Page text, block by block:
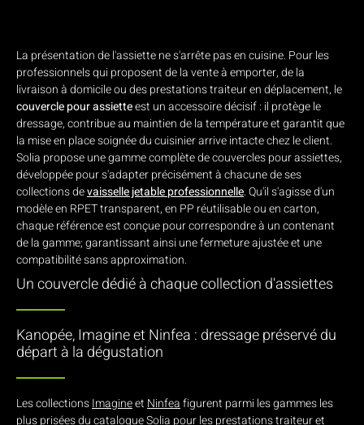
La présentation de l'assiette ne s'arrête pas en cuisine. Pour les
professionnels qui proposent de la vente à emporter, de la
livraison à domicile ou des prestations traiteur en déplacement, le
couvercle pour assietteest un accessoire décisif : il protège le
dressage, contribue au maintien de la température et garantit que
la mise en place soignée du cuisinier arrive intacte chez le client.
Solia propose une gamme complète de couvercles pour assiettes,
développée pour s'adapter précisément à chacune de ses
collections devaisselle jetable professionnelle. Qu'il s'agisse d'un
modèle en RPET transparent, en PP réutilisable ou en carton,
chaque référence est conçue pour correspondre à un contenant
de la gamme; garantissant ainsi une fermeture ajustée et une
compatibilité sans approximation.
Un couvercle dédié à chaque collection d'assiettes
Kanopée, Imagine et Ninfea : dressage préservé du
départ à la dégustation
Les collectionsImagineet Ninfeafigurent parmi les gammes les
plus prisées du catalogue Solia pour les prestations traiteur et